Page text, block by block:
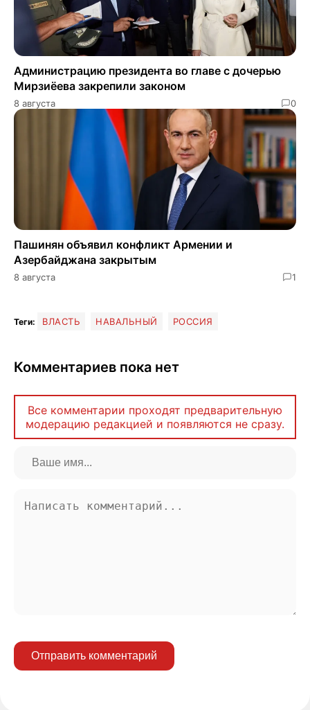
Администрацию президента во главе с дочерью
Мирзиёева закрепили законом
8 августа 0
Пашинян объявил конфликт Армении и
Азербайджана закрытым
8 августа 1
Теги: ВЛАСТЬ НАВАЛЬНЫЙ РОССИЯ
Комментариев пока нет
Все комментарии проходят предварительную
модерацию редакцией и появляются не сразу.
Отправить комментарий